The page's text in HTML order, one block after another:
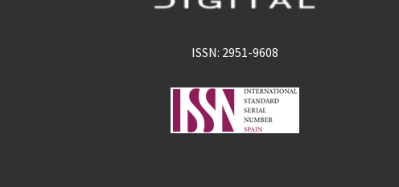
ISSN: 2951-9608